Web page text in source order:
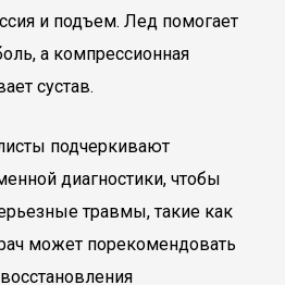
и подъем. Лед помогает
а компрессионная
сустав.
подчеркивают
диагностики, чтобы
травмы, такие как
может порекомендовать